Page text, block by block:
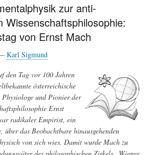
zur anti-
Wissenschaftsphilosophie:
von Ernst Mach
Karl Sigmund
den Tag vor 100 Jahren
österreichische
Physiologe und Pionier der
Ernst
radikaler Empirist, ein
das Beobachtbare hinausgehenden
von sich wies. Damit wurde Mach zu